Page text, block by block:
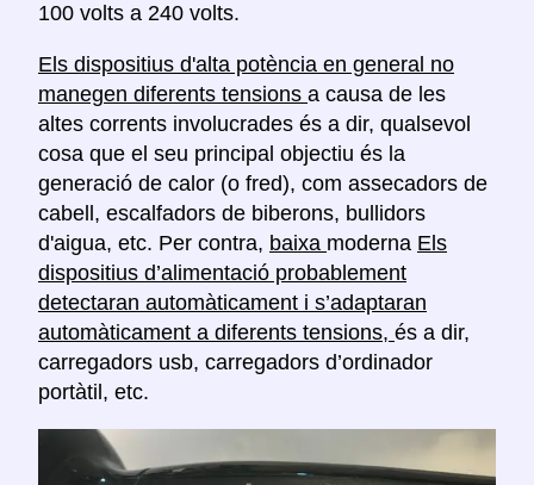
100 volts a 240 volts.
Els dispositius d'alta potència en general no
manegen diferents tensions a causa de les
altes corrents involucrades és a dir, qualsevol
cosa que el seu principal objectiu és la
generació de calor (o fred), com assecadors de
cabell, escalfadors de biberons, bullidors
d'aigua, etc. Per contra, baixa moderna Els
dispositius d’alimentació probablement
detectaran automàticament i s’adaptaran
automàticament a diferents tensions, és a dir,
carregadors usb, carregadors d’ordinador
portàtil, etc.